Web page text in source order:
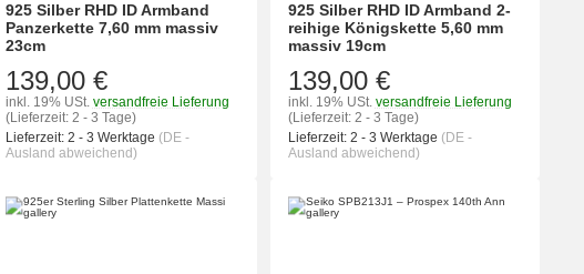
925 Silber RHD ID Armband
Panzerkette 7,60 mm massiv
23cm
139,00 €
inkl. 19% USt. versandfreie Lieferung
(Lieferzeit: 2 - 3 Tage)
Lieferzeit: 2 - 3 Werktage (DE -
Ausland abweichend)
925 Silber RHD ID Armband 2-
reihige Königskette 5,60 mm
massiv 19cm
139,00 €
inkl. 19% USt. versandfreie Lieferung
(Lieferzeit: 2 - 3 Tage)
Lieferzeit: 2 - 3 Werktage (DE -
Ausland abweichend)